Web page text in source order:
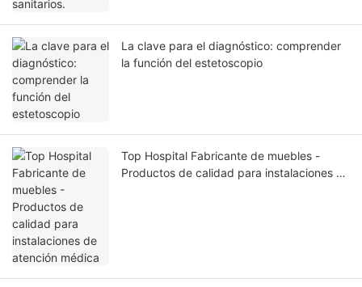
La clave para el diagnóstico: comprender
la función del estetoscopio
Top Hospital Fabricante de muebles -
Productos de calidad para instalaciones de